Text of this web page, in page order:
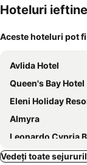
Hoteluri
Aceste hoteluri pot
Avlida Hotel
Queen's Bay Hotel
Eleni Holiday
Almyra
Leonardo Cypria
Paphiessa Hotel
Vedeți toate